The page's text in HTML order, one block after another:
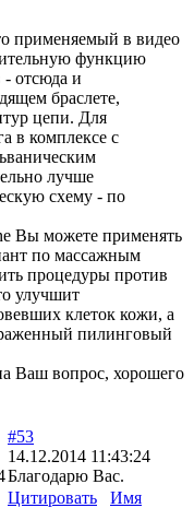
применяемый в видео
функцию
- отсюда и
браслете,
цепи. Для
в комплексе с
лучше
схему - по
Вы можете применять
по массажным
процедуры против
улучшит
клеток кожи, а
пилинговый
Ваш вопрос, хорошего
#53
14.12.2014 11:43:24
Благодарю Вас.
Цитировать
Имя